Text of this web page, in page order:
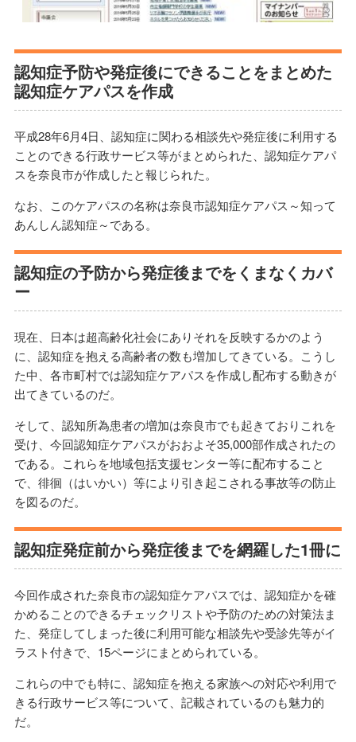
認知症予防や発症後にできることをまとめた
認知症ケアパスを作成
平成28年6月4日、認知症に関わる相談先や発症後に利用する
ことのできる行政サービス等がまとめられた、認知症ケアパ
スを奈良市が作成したと報じられた。
なお、このケアパスの名称は奈良市認知症ケアパス～知って
あんしん認知症～である。
認知症の予防から発症後までをくまなくカバ
ー
現在、日本は超高齢化社会にありそれを反映するかのよう
に、認知症を抱える高齢者の数も増加してきている。こうし
た中、各市町村では認知症ケアパスを作成し配布する動きが
出てきているのだ。
そして、認知所為患者の増加は奈良市でも起きておりこれを
受け、今回認知症ケアパスがおおよそ35,000部作成されたの
である。これらを地域包括支援センター等に配布すること
で、徘徊（はいかい）等により引き起こされる事故等の防止
を図るのだ。
認知症発症前から発症後までを網羅した1冊に
今回作成された奈良市の認知症ケアパスでは、認知症かを確
かめることのできるチェックリストや予防のための対策法ま
た、発症してしまった後に利用可能な相談先や受診先等がイ
ラスト付きで、15ページにまとめられている。
これらの中でも特に、認知症を抱える家族への対応や利用で
きる行政サービス等について、記載されているのも魅力的
だ。